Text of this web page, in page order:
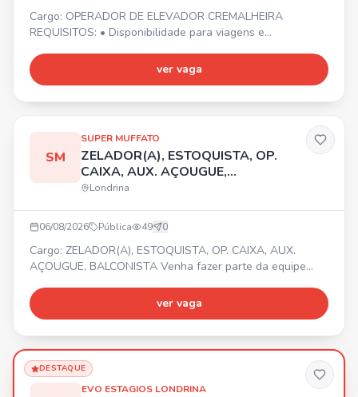
Cargo: OPERADOR DE ELEVADOR CREMALHEIRA
REQUISITOS: • Disponibilidade para viagens e
Organização e controle • PROATIVIDADE • Início imediato!
📍 Cidade de Londrina/PR. Envie seu currículo por
ver vaga
SM
SUPER MUFFATO
ZELADOR(A), ESTOQUISTA, OP.
CAIXA, AUX. AÇOUGUE,
BALCONISTA
Londrina
06/08/2026 Pública 49 0
Cargo: ZELADOR(A), ESTOQUISTA, OP. CAIXA, AUX.
AÇOUGUE, BALCONISTA Venha fazer parte da equipe
Zelador(a), Estoquista, Op. Caixa, Aux. Açougue e
Balconista. 📍 Av. Me. Leônia Milito, 1175 - Bela Suíça,
09:00 às 17:00. Vagas disponíveis também para
estrangeiros, PCD e 60+. 🎁 Benefíc
ver vaga
DESTAQUE
EVO ESTAGIOS LONDRINA